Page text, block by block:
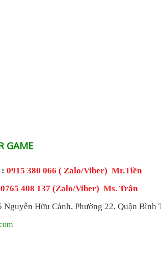
GAME
0915 380 066 ( Zalo/Viber) Mr.Tiền
0765 408 137 (Zalo/Viber) Ms. Trân
Nguyễn Hữu Cảnh, Phường 22, Quận Bình